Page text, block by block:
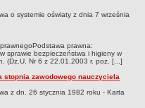
o systemie oświaty z dnia 7 września
prawna:
sprawie bezpieczeństwa i higieny w
(Dz.U. Nr 6 z 22.01.2003 r. poz. [...]
zawodowego nauczyciela
z dn. 26 stycznia 1982 roku - Karta